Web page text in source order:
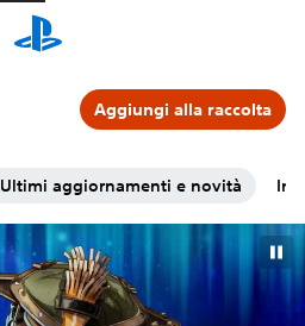
Ultimi aggiornamenti e novità
Aggiungi alla raccolta